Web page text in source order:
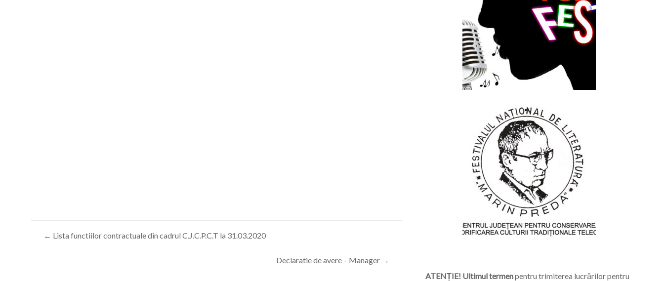
← Lista functiilor contractuale din cadrul C.J.C.P.C.T la 31.03.2020
Declaratie de avere – Manager →
ATENȚIE! Ultimul termenpentru trimiterea lucrărilor pentru